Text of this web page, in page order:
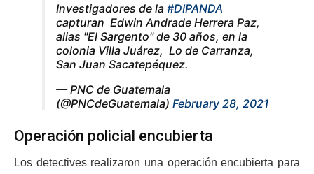
Investigadores de la #DIPANDA
capturan Edwin Andrade Herrera Paz,
alias "El Sargento" de 30 años, en la
colonia Villa Juárez, Lo de Carranza,
San Juan Sacatepéquez.
— PNC de Guatemala
(@PNCdeGuatemala) February 28, 2021
Operación policial encubierta
Los detectives realizaron una operación encubierta para